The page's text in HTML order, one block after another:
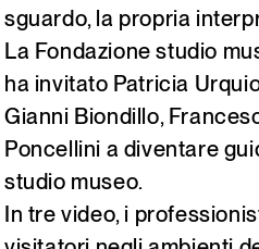
sguardo, la propria
La Fondazione studio
ha invitato Patricia
Gianni Biondillo,
Poncellini a diventare
studio museo.
In tre video, i